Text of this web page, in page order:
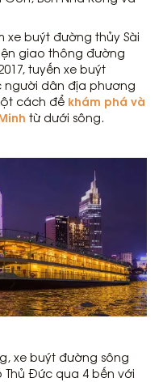
xe buýt đường thủy Sài
giao thông đường
tuyến xe buýt
người dân địa phương
cách để khám phá và
từ dưới sông.
xe buýt đường sông
Đức qua 4 bến với